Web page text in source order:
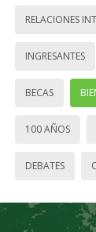
RELACIONES
INGRESANTES
BECAS
100 AÑOS
DEBATES